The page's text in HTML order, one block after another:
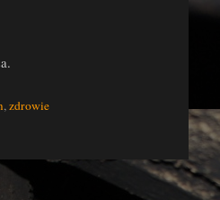
,zdrowie